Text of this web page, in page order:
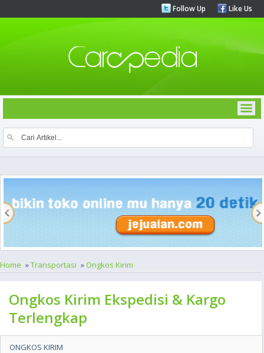
Follow Up Like Us
Home »Transportasi » Ongkos Kirim
Ongkos Kirim Ekspedisi & Kargo
Terlengkap
ONGKOS KIRIM